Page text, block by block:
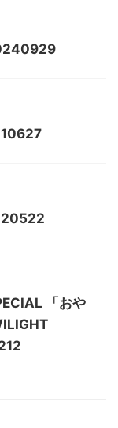
「おや